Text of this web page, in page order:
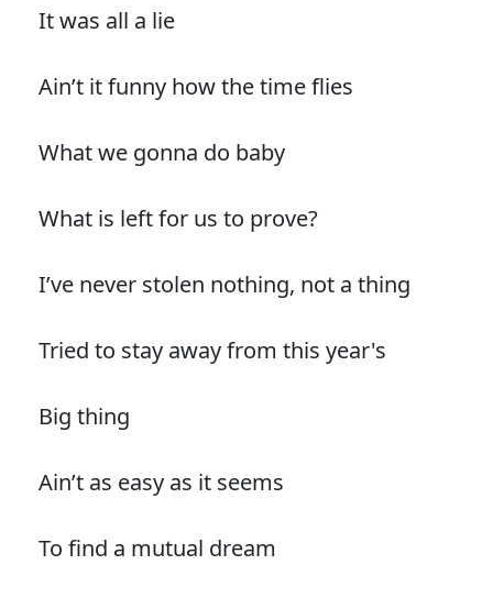
It was all a lie
Ain’t it funny how the time flies
What we gonna do baby
What is left for us to prove?
I’ve never stolen nothing, not a thing
Tried to stay away from this year's
Big thing
Ain’t as easy as it seems
To find a mutual dream